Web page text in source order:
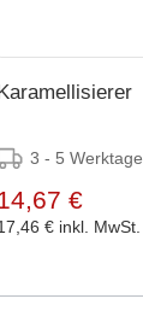
3 - 5 Werktage
14,67 €
€ inkl. MwSt.